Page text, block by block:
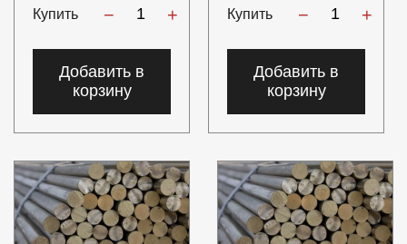
Купить
− +
Добавить в
корзину
Купить
− +
Добавить в
корзину